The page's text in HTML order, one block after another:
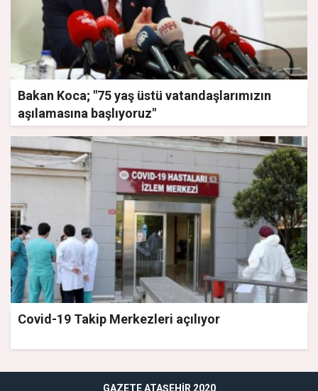
Bakan Koca; "75 yaş üstü vatandaşlarımızın
aşılamasına başlıyoruz"
Covid-19 Takip Merkezleri açılıyor
GAZETE ATAŞEHIR 2020